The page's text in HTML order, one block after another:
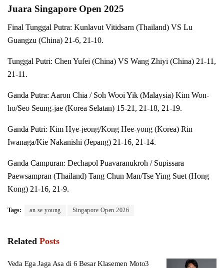
Juara Singapore Open 2025
Final Tunggal Putra: Kunlavut Vitidsarn (Thailand) VS Lu
Guangzu (China) 21-6, 21-10.
Tunggal Putri: Chen Yufei (China) VS Wang Zhiyi (China) 21-11,
21-11.
Ganda Putra: Aaron Chia / Soh Wooi Yik (Malaysia) Kim Won-
ho/Seo Seung-jae (Korea Selatan) 15-21, 21-18, 21-19.
Ganda Putri: Kim Hye-jeong/Kong Hee-yong (Korea) Rin
Iwanaga/Kie Nakanishi (Jepang) 21-16, 21-14.
Ganda Campuran: Dechapol Puavaranukroh / Supissara
Paewsampran (Thailand) Tang Chun Man/Tse Ying Suet (Hong
Kong) 21-16, 21-9.
Tags: an se young Singapore Open 2026
Related Posts
Veda Ega Jaga Asa di 6 Besar Klasemen Moto3